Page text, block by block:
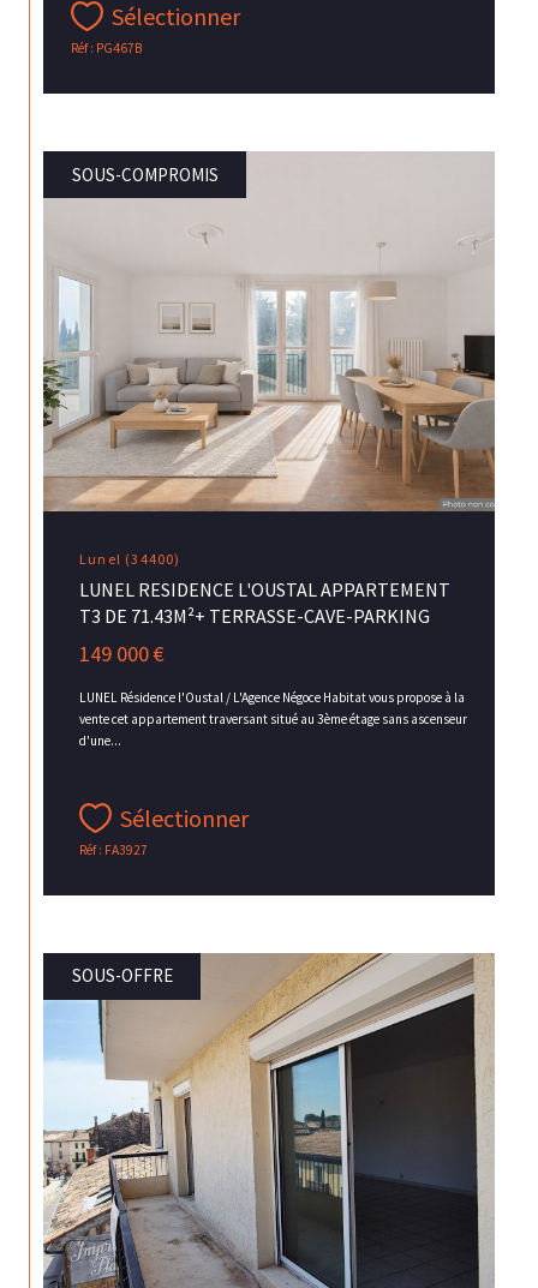
Sélectionner
Réf : PG467B
Lunel (34400)
LUNEL RESIDENCE L'OUSTAL APPARTEMENT
T3 DE 71.43M²+ TERRASSE-CAVE-PARKING
149 000 €
LUNEL Résidence l'Oustal / L'Agence Négoce Habitat vous propose à la
vente cet appartement traversant situé au 3ème étage sans ascenseur
d'une...
Sélectionner
Réf : FA3927
SOUS-COMPROMIS
SOUS-OFFRE